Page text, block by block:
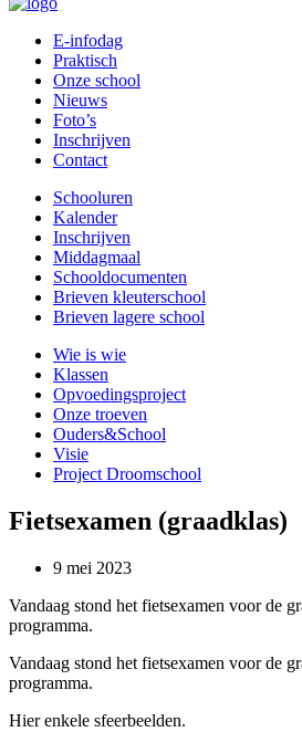
E-infodag
Praktisch
Onze school
Nieuws
Foto’s
Inschrijven
Contact
Schooluren
Kalender
Inschrijven
Middagmaal
Schooldocumenten
Brieven kleuterschool
Brieven lagere school
Wie is wie
Klassen
Opvoedingsproject
Onze troeven
Ouders&School
Visie
Project Droomschool
Fietsexamen (graadklas)
9 mei 2023
Vandaag stond het fietsexamen voor de
programma.
Vandaag stond het fietsexamen voor de
programma.
Hier enkele sfeerbeelden.